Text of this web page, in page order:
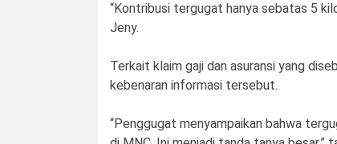
“Kontribusi tergugat hanya sebatas 5
Jeny.
Terkait klaim gaji dan asuransi yang
kebenaran informasi tersebut.
“Penggugat menyampaikan bahwa